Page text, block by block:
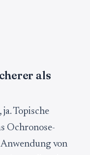
als
Topische
Ochronose-
von